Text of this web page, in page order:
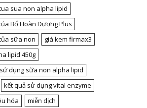
sua non alpha lipid
Bổ Hoàn Dương Plus
sữa non
giá kem firmax3
lipid 450g
dụng sữa non alpha lipid
kết quả sử dụng vital enzyme
hóa
miễn dịch